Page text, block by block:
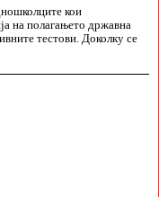
кои
на полагањето државна
тестови. Доколку се